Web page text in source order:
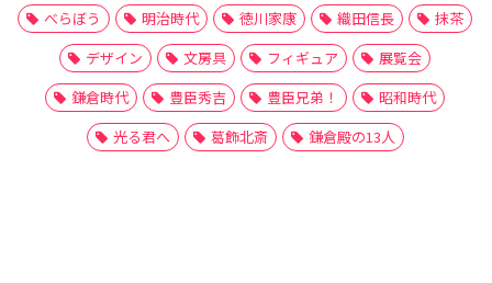
べらぼう
明治時代 徳川家康 織田信長
抹茶
デザイン
文房具 フィギュア
展覧会
鎌倉時代
豊臣秀吉 豊臣兄弟！
昭和時代
光る君へ
葛飾北斎 鎌倉殿の13人